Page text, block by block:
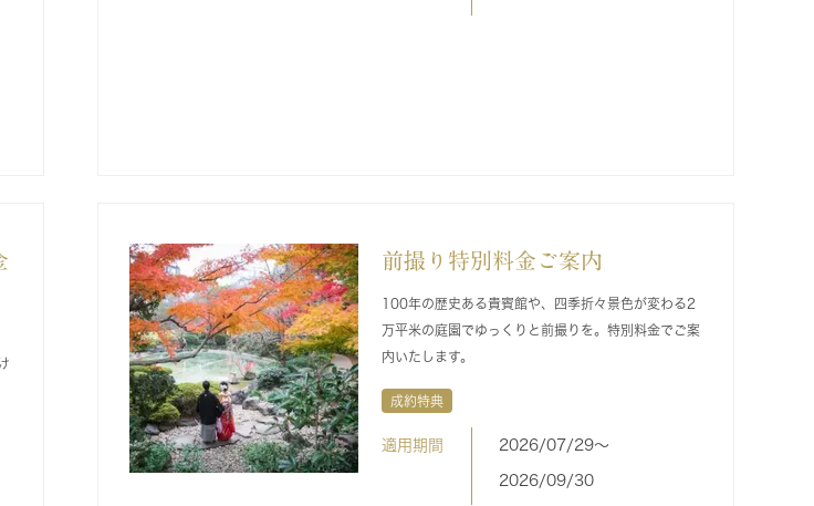
前撮り特別料金ご案内
100年の歴史ある貴賓館や、四季折々景色が変わる2
万平米の庭園でゆっくりと前撮りを。特別料金でご案
内いたします。
成約特典
適用期間 2026/07/29〜
2026/09/30